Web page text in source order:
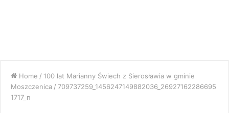
Home / 100 lat Marianny Świech z Sierosławia w gminie
Moszczenica / 709737259_1456247149882036_26927162286695
1717_n